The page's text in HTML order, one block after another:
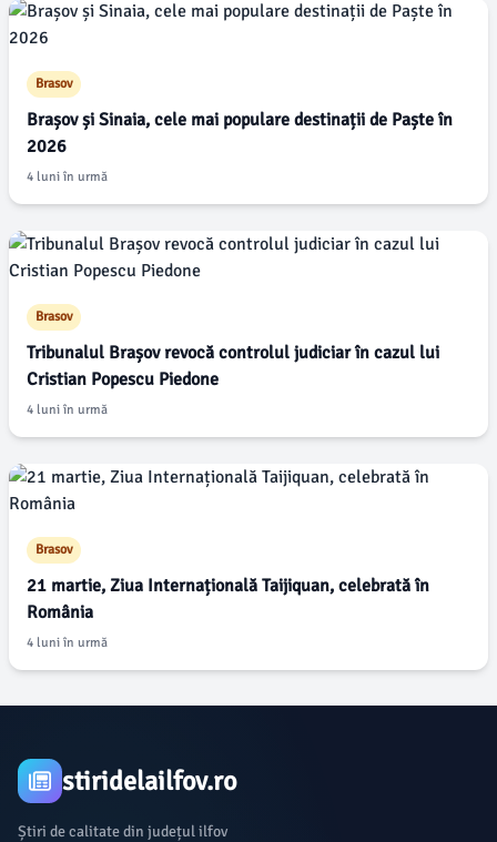
Brasov
Brașov și Sinaia, cele mai populare destinații de Paște în
2026
4 luni în urmă
Brasov
Tribunalul Brașov revocă controlul judiciar în cazul lui
Cristian Popescu Piedone
4 luni în urmă
Brasov
21 martie, Ziua Internațională Taijiquan, celebrată în
România
4 luni în urmă
stiridelailfov.ro
Știri de calitate din județul ilfov